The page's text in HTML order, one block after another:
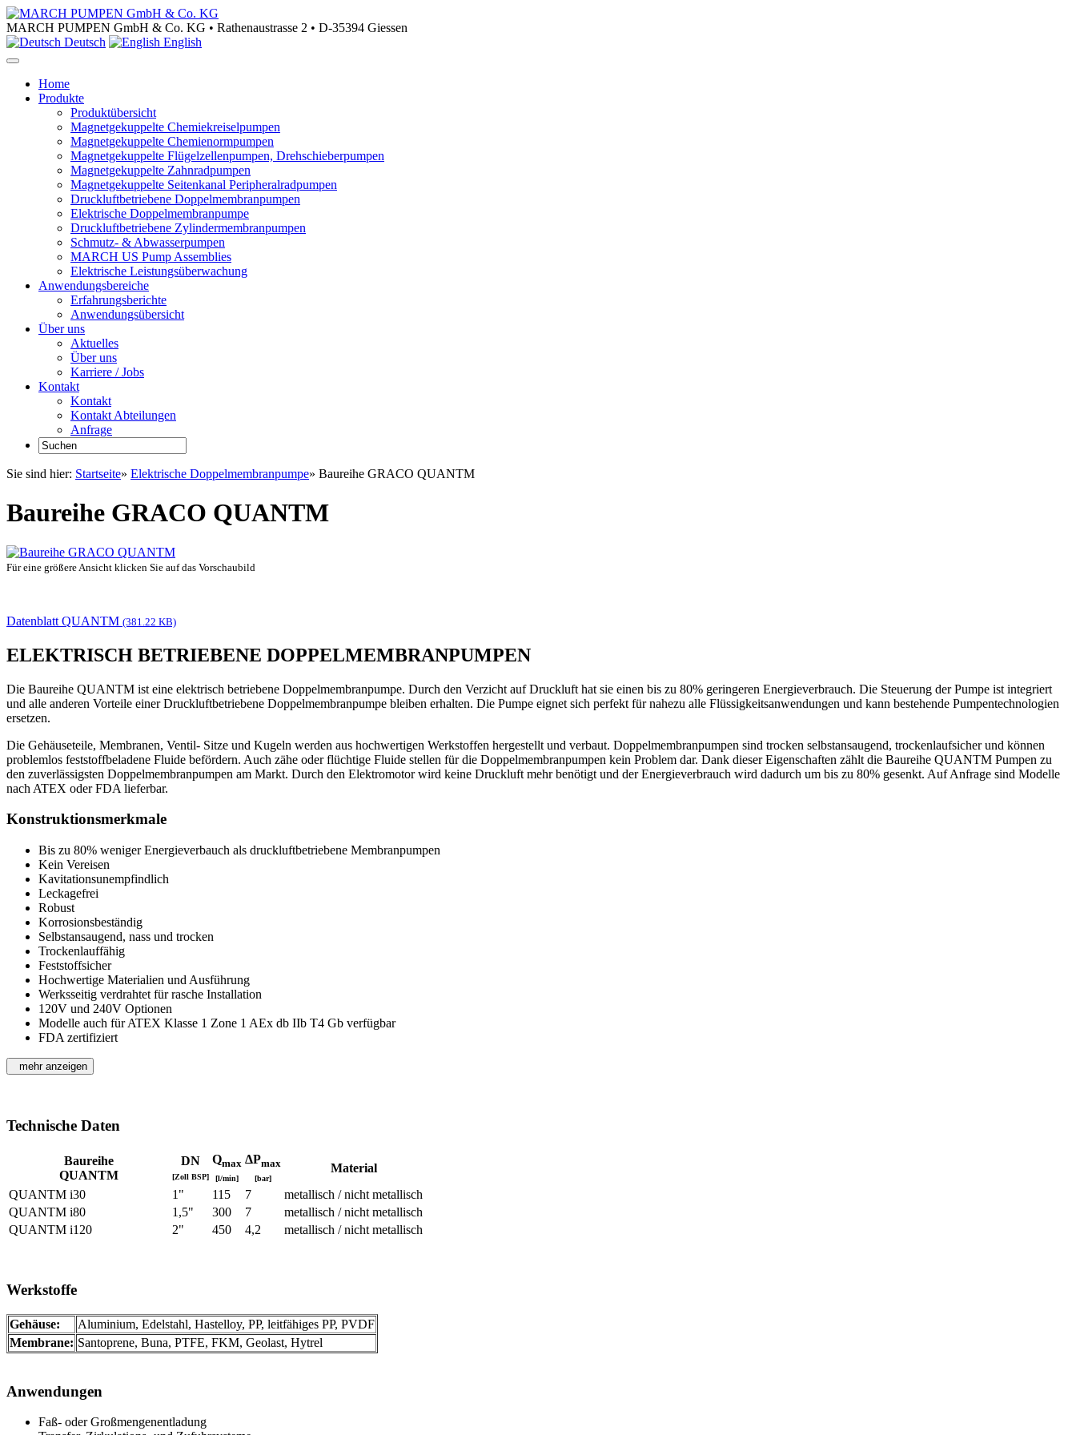
MARCH PUMPEN GmbH & Co. KG • Rathenaustrasse 2 • D-35394 Giessen
Deutsch
English
Home
Produkte
Produktübersicht
Magnetgekuppelte Chemiekreiselpumpen
Magnetgekuppelte Chemienormpumpen
Magnetgekuppelte Flügelzellenpumpen, Drehschieberpumpen
Magnetgekuppelte Zahnradpumpen
Magnetgekuppelte Seitenkanal Peripheralradpumpen
Druckluftbetriebene Doppelmembranpumpen
Elektrische Doppelmembranpumpe
Druckluftbetriebene Zylindermembranpumpen
Schmutz- & Abwasserpumpen
MARCH US Pump Assemblies
Elektrische Leistungsüberwachung
Anwendungsbereiche
Erfahrungsberichte
Anwendungsübersicht
Über uns
Aktuelles
Über uns
Karriere / Jobs
Kontakt
Kontakt
Kontakt Abteilungen
Anfrage
Sie sind hier: Startseite» Elektrische Doppelmembranpumpe» Baureihe GRACO QUANTM
Baureihe GRACO QUANTM
Für eine größere Ansicht klicken Sie auf das Vorschaubild
Datenblatt QUANTM (381.22 KB)
ELEKTRISCH BETRIEBENE DOPPELMEMBRANPUMPEN
Die Baureihe QUANTM ist eine elektrisch betriebene Doppelmembranpumpe. Durch den Verzicht auf Druckluft hat sie einen bis zu 80% geringeren Energieverbrauch. Die Steuerung der Pumpe ist integriert
und alle anderen Vorteile einer Druckluftbetriebene Doppelmembranpumpe bleiben erhalten. Die Pumpe eignet sich perfekt für nahezu alle Flüssigkeitsanwendungen und kann bestehende Pumpentechnologien
ersetzen.
Die Gehäuseteile, Membranen, Ventil- Sitze und Kugeln werden aus hochwertigen Werkstoffen hergestellt und verbaut. Doppelmembranpumpen sind trocken selbstansaugend, trockenlaufsicher und können
problemlos feststoffbeladene Fluide befördern. Auch zähe oder flüchtige Fluide stellen für die Doppelmembranpumpen kein Problem dar. Dank dieser Eigenschaften zählt die Baureihe QUANTM Pumpen zu
den zuverlässigsten Doppelmembranpumpen am Markt. Durch den Elektromotor wird keine Druckluft mehr benötigt und der Energieverbrauch wird dadurch um bis zu 80% gesenkt. Auf Anfrage sind Modelle
nach ATEX oder FDA lieferbar.
Konstruktionsmerkmale
Bis zu 80% weniger Energieverbauch als druckluftbetriebene Membranpumpen
Kein Vereisen
Kavitationsunempfindlich
Leckagefrei
Robust
Korrosionsbeständig
Selbstansaugend, nass und trocken
Trockenlauffähig
Feststoffsicher
Hochwertige Materialien und Ausführung
Werksseitig verdrahtet für rasche Installation
120V und 240V Optionen
Modelle auch für ATEX Klasse 1 Zone 1 AEx db IIb T4 Gb verfügbar
FDA zertifiziert
mehr anzeigen
Technische Daten
Baureihe
QUANTM
DN
[Zoll BSP]
Qmax
[l/min]
ΔPmax
[bar]
Material
QUANTM i30
1" 115 7
metallisch / nicht metallisch
QUANTM i80
1,5" 300 7
metallisch / nicht metallisch
QUANTM i120
2" 450 4,2 metallisch / nicht metallisch
Werkstoffe
Gehäuse:
Aluminium, Edelstahl, Hastelloy, PP, leitfähiges PP, PVDF
Membrane: Santoprene, Buna, PTFE, FKM, Geolast, Hytrel
Anwendungen
Faß- oder Großmengenentladung